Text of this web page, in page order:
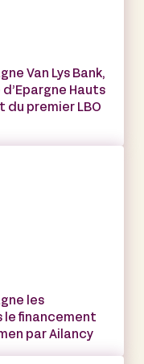
Van Lys Bank,
Hauts
du premier LBO
les
le financement
par Ailancy